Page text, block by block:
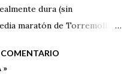
dura (sin
maratón de Torremolinos
de la anterior edición,
»